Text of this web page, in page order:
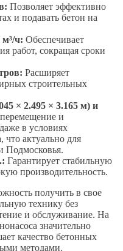
Позволяет эффективно
и подавать бетон на
м³/ч: Обеспечивает
работ, сокращая сроки
Расширяет
строительных
× 2.495 × 3.165 м) и
и
в условиях
что актуально для
Подмосковья.
Гарантирует стабильную
производительность.
получить в свое
технику без
и обслуживание. На
значительно
качество бетонных
методами.